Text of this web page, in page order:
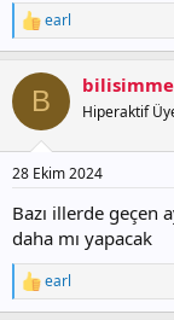
T
e
k
l
:
earl
B Hiperaktif
28 Ekim 2024
Bazı illerde geçen
daha mı yapacak
T
e
earl